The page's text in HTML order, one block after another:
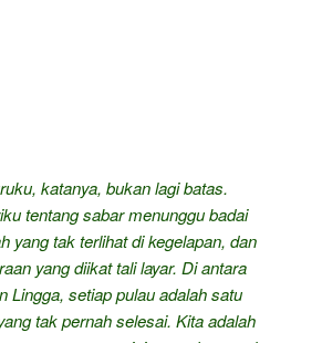
katanya, bukan lagi batas.
tentang sabar menunggu badai
yang tak terlihat di kegelapan, dan
yang diikat tali layar. Di antara
Lingga, setiap pulau adalah satu
tak pernah selesai. Kita adalah